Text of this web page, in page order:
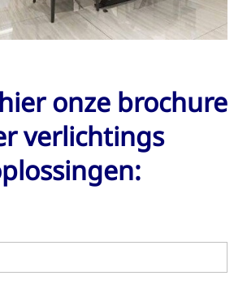
onze brochure
verlichtings